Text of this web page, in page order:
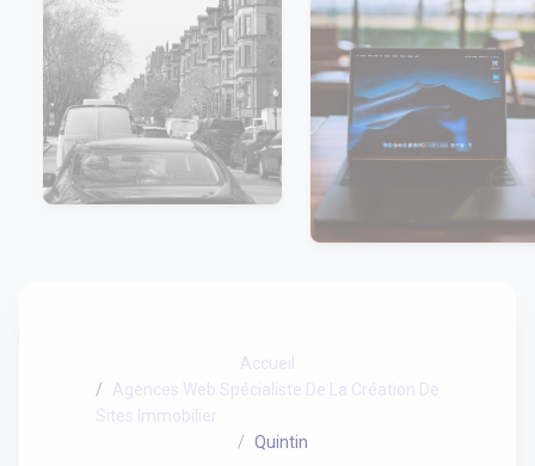
Accueil
Agences Web Spécialiste De La Création De
Sites Immobilier
Quintin